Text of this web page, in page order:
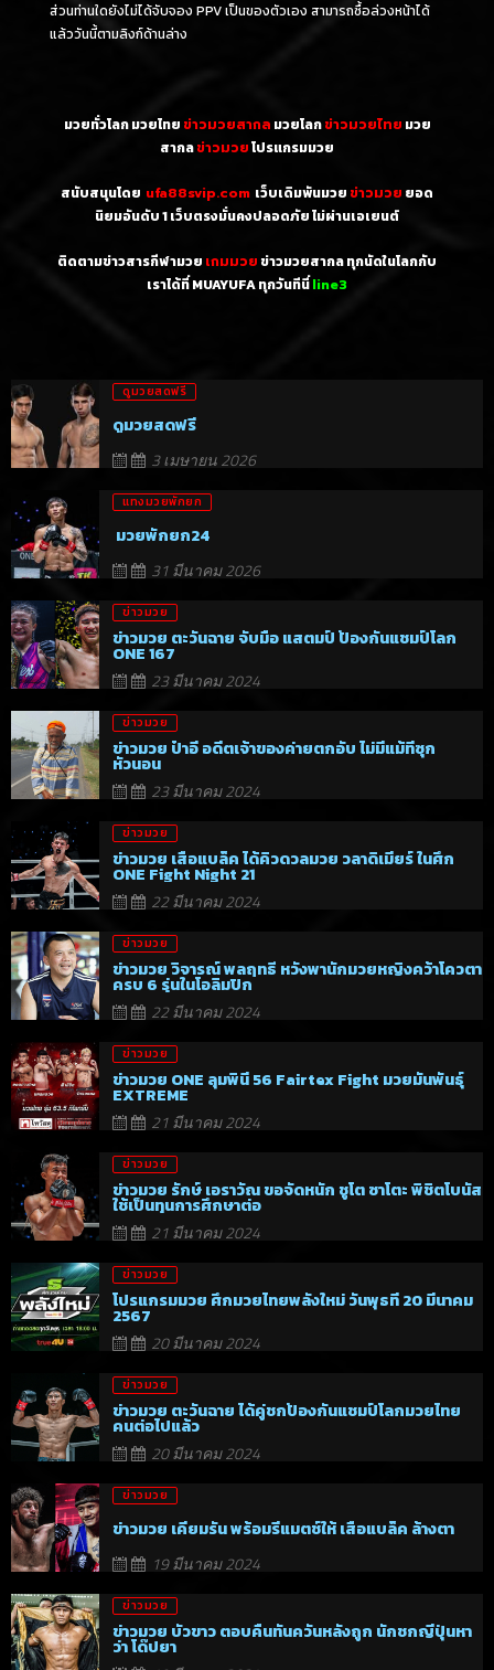
ส่วนท่านใดยังไม่ได้จับจอง PPV เป็นของตัวเอง สามารถซื้อล่วงหน้าได้
แล้ววันนี้ตามลิงก์ด้านล่าง
มวยทั่วโลก มวยไทย ข่าวมวยสากล มวยโลกข่าวมวยไทย มวย
สากลข่าวมวยโปรแกรมมวย
สนับสนุนโดย ufa88svip.com เว็บเดิมพันมวย ข่าวมวย ยอด
นิยมอันดับ 1เว็บตรงมั่นคงปลอดภัย ไม่ผ่านเอเยนต์
ติดตามข่าวสารกีฬามวย เกมมวย ข่าวมวยสากล ทุกนัดในโลกกับ
เราได้ที่ MUAYUFA ทุกวันทีนี่line3
ดูมวยสดฟรี
ดูมวยสดฟรี
3 เมษายน 2026
แทงมวยพักยก
มวยพักยก24
31 มีนาคม 2026
ข่าวมวย
ข่าวมวย ตะวันฉาย จับมือ แสตมป์ ป้องกันแชมป์โลก
ONE 167
23 มีนาคม 2024
ข่าวมวย
ข่าวมวย ป๋าอี อดีตเจ้าของค่ายตกอับ ไม่มีแม้ที่ซุก
หัวนอน
23 มีนาคม 2024
ข่าวมวย
ข่าวมวย เสือแบล็ค ได้คิวดวลมวย วลาดิเมียร์ ในศึก
ONE Fight Night 21
22 มีนาคม 2024
ข่าวมวย
ข่าวมวย วิจารณ์ พลฤทธิ์ หวังพานักมวยหญิงคว้าโควตา
ครบ 6 รุ่นในโอลิมปิก
22 มีนาคม 2024
ข่าวมวย
ข่าวมวย ONE ลุมพินี 56 Fairtex Fight มวยมันพันธุ์
EXTREME
21 มีนาคม 2024
ข่าวมวย
ข่าวมวย รักษ์ เอราวัณ ขอจัดหนัก ชูโต ซาโตะ พิชิตโบนัส
ใช้เป็นทุนการศึกษาต่อ
21 มีนาคม 2024
ข่าวมวย
โปรแกรมมวย ศึกมวยไทยพลังใหม่ วันพุธที่ 20 มีนาคม
2567
20 มีนาคม 2024
ข่าวมวย
ข่าวมวย ตะวันฉาย ได้คู่ชกป้องกันแชมป์โลกมวยไทย
คนต่อไปแล้ว
20 มีนาคม 2024
ข่าวมวย
ข่าวมวย เคียมรัน พร้อมรีแมตช์ให้ เสือแบล็ค ล้างตา
19 มีนาคม 2024
ข่าวมวย
ข่าวมวย บัวขาว ตอบคืนทันควันหลังถูก นักชกญี่ปุ่นหา
ว่า โด๊ปยา